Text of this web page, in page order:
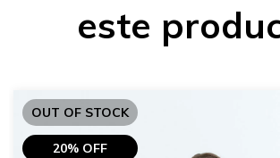
este
OUT OF STOCK
20% OFF